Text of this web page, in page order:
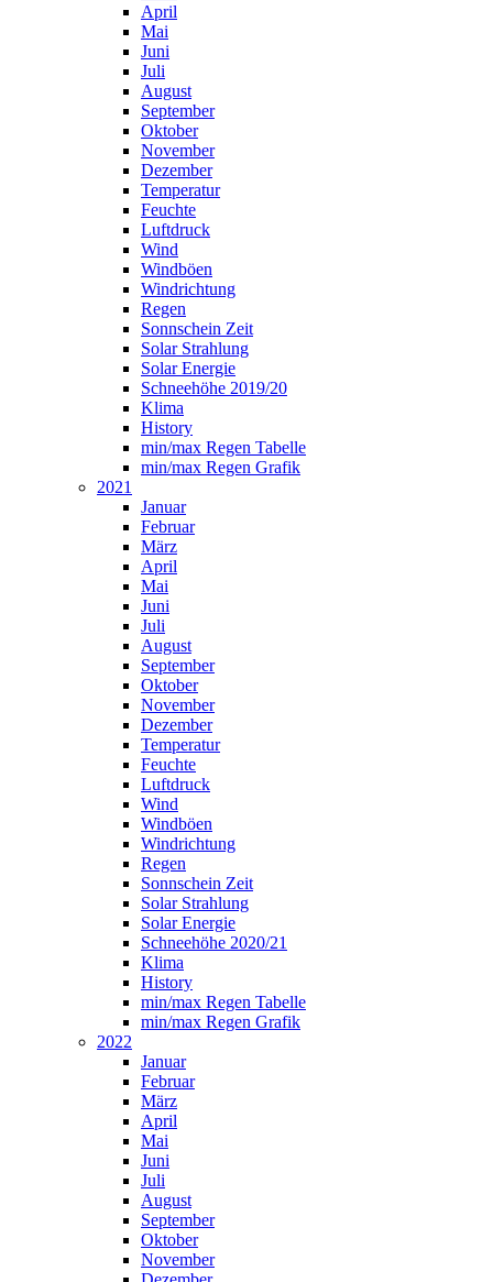
April
Mai
Juni
Juli
August
September
Oktober
November
Dezember
Temperatur
Feuchte
Luftdruck
Wind
Windböen
Windrichtung
Regen
Sonnschein Zeit
Solar Strahlung
Solar Energie
Schneehöhe 2019/20
Klima
History
min/max Regen Tabelle
min/max Regen Grafik
2021
Januar
Februar
März
April
Mai
Juni
Juli
August
September
Oktober
November
Dezember
Temperatur
Feuchte
Luftdruck
Wind
Windböen
Windrichtung
Regen
Sonnschein Zeit
Solar Strahlung
Solar Energie
Schneehöhe 2020/21
Klima
History
min/max Regen Tabelle
min/max Regen Grafik
2022
Januar
Februar
März
April
Mai
Juni
Juli
August
September
Oktober
November